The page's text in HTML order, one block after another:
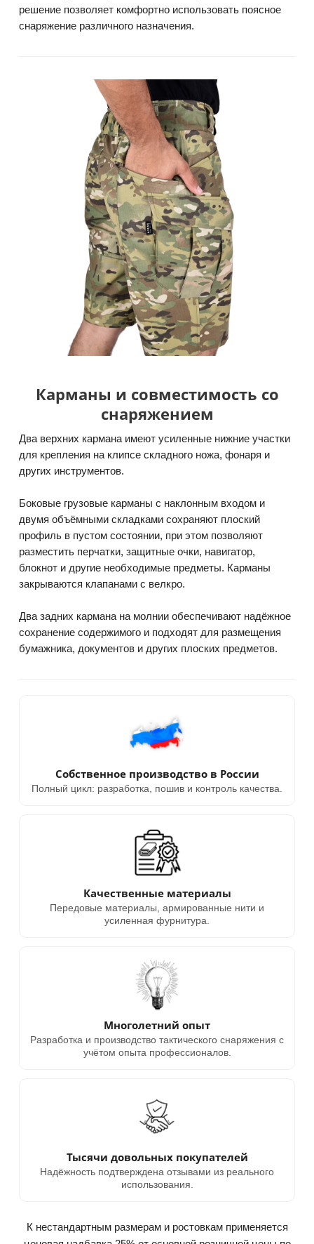
решение позволяет комфортно использовать поясное
снаряжение различного назначения.
Карманы и совместимость со
снаряжением
Два верхних кармана имеют усиленные нижние участки
для крепления на клипсе складного ножа, фонаря и
других инструментов.
Боковые грузовые карманы с наклонным входом и
двумя объёмными складками сохраняют плоский
профиль в пустом состоянии, при этом позволяют
разместить перчатки, защитные очки, навигатор,
блокнот и другие необходимые предметы. Карманы
закрываются клапанами с велкро.
Два задних кармана на молнии обеспечивают надёжное
сохранение содержимого и подходят для размещения
бумажника, документов и других плоских предметов.
Собственное производство в России
Полный цикл: разработка, пошив и контроль качества.
Качественные материалы
Передовые материалы, армированные нити и
усиленная фурнитура.
Многолетний опыт
Разработка и производство тактического снаряжения с
учётом опыта профессионалов.
Тысячи довольных покупателей
Надёжность подтверждена отзывами из реального
использования.
К нестандартным размерам и ростовкам применяется